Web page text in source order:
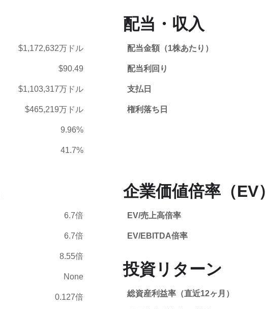
$1,172,632万ドル
$90.49
$1,103,317万ドル
$465,219万ドル
9.96%
41.7%
配当・収入
配当金額（1株あたり）
配当利回り
支払日
権利落ち日
6.7倍
6.7倍
8.55倍
None
0.127倍
企業価値倍率（EV）
EV/売上高倍率
EV/EBITDA倍率
投資リターン
総資産利益率（直近12ヶ月）